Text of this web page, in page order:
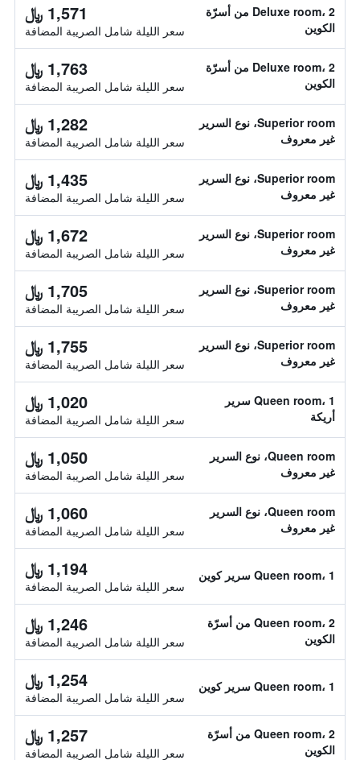
Deluxe room، 2 من أسرّة
الكوين
1,571 ﷼
سعر الليلة شامل الصريبة المضافة
Deluxe room، 2 من أسرّة
الكوين
1,763 ﷼
سعر الليلة شامل الصريبة المضافة
Superior room، نوع السرير
غير معروف
1,282 ﷼
سعر الليلة شامل الصريبة المضافة
Superior room، نوع السرير
غير معروف
1,435 ﷼
سعر الليلة شامل الصريبة المضافة
Superior room، نوع السرير
غير معروف
1,672 ﷼
سعر الليلة شامل الصريبة المضافة
Superior room، نوع السرير
غير معروف
1,705 ﷼
سعر الليلة شامل الصريبة المضافة
Superior room، نوع السرير
غير معروف
1,755 ﷼
سعر الليلة شامل الصريبة المضافة
Queen room، 1 سرير
أريكة
1,020 ﷼
سعر الليلة شامل الصريبة المضافة
Queen room، نوع السرير
غير معروف
1,050 ﷼
سعر الليلة شامل الصريبة المضافة
Queen room، نوع السرير
غير معروف
1,060 ﷼
سعر الليلة شامل الصريبة المضافة
Queen room، 1 سرير كوين 1,194 ﷼
سعر الليلة شامل الصريبة المضافة
Queen room، 2 من أسرّة
الكوين
1,246 ﷼
سعر الليلة شامل الصريبة المضافة
Queen room، 1 سرير كوين 1,254 ﷼
سعر الليلة شامل الصريبة المضافة
Queen room، 2 من أسرّة
الكوين
1,257 ﷼
سعر الليلة شامل الصريبة المضافة